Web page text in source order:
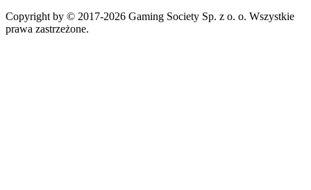
Copyright by © 2017-2026 Gaming Society Sp. z o. o. Wszystkie
prawa zastrzeżone.